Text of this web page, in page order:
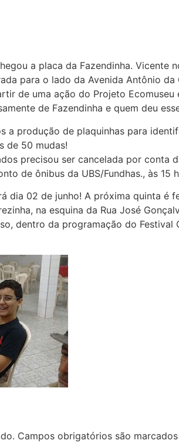
a placa da Fazendinha.
para o lado da Avenida Antônio
de uma ação do Projeto
de Fazendinha e quem deu
a produção de plaquinhas para
de 50 mudas!
precisou ser cancelada por
de ônibus da UBS/Fundhas., às
dia 02 de junho! A próxima quinta é
na esquina da Rua José
dentro da programação do Festival
Campos obrigatórios são